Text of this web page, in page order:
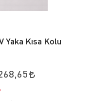
Kısa Kolu